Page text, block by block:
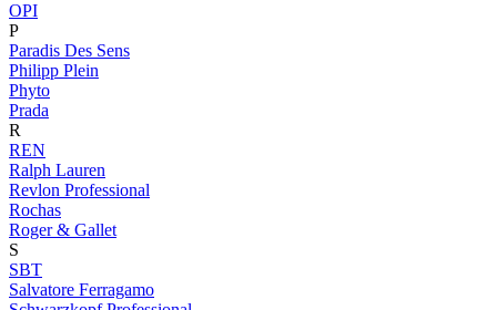
OPI
P
Paradis Des Sens
Philipp Plein
Phyto
Prada
R
REN
Ralph Lauren
Revlon Professional
Rochas
Roger & Gallet
S
SBT
Salvatore Ferragamo